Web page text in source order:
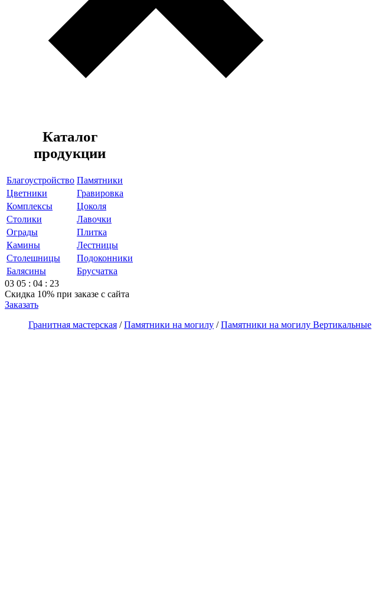
Каталог
продукции
Благоустройство Памятники
Цветники
Гравировка
Комплексы
Цоколя
Столики
Лавочки
Ограды
Плитка
Камины
Лестницы
Столешницы
Подоконники
Балясины
Брусчатка
03 05 : 04 : 23
Скидка 10% при заказе с сайта
Заказать
Гранитная мастерская /Памятники на могилу /Памятники на могилу Вертикальные